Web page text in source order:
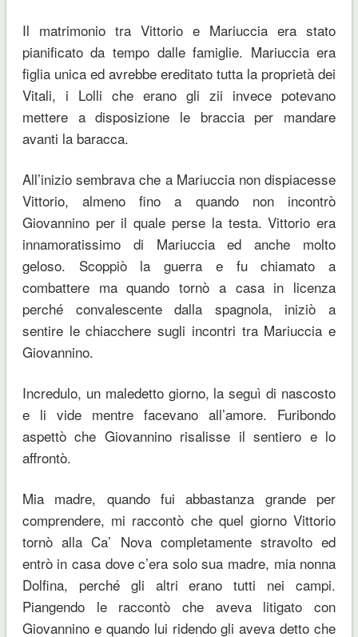
Il matrimonio tra Vittorio e Mariuccia era stato
pianificato da tempo dalle famiglie. Mariuccia era
figlia unica ed avrebbe ereditato tutta la proprietà dei
Vitali, i Lolli che erano gli zii invece potevano
mettere a disposizione le braccia per mandare
avanti la baracca.
All’inizio sembrava che a Mariuccia non dispiacesse
Vittorio, almeno fino a quando non incontrò
Giovannino per il quale perse la testa. Vittorio era
innamoratissimo di Mariuccia ed anche molto
geloso. Scoppiò la guerra e fu chiamato a
combattere ma quando tornò a casa in licenza
perché convalescente dalla spagnola, iniziò a
sentire le chiacchere sugli incontri tra Mariuccia e
Giovannino.
Incredulo, un maledetto giorno, la seguì di nascosto
e li vide mentre facevano all’amore. Furibondo
aspettò che Giovannino risalisse il sentiero e lo
affrontò.
Mia madre, quando fui abbastanza grande per
comprendere, mi raccontò che quel giorno Vittorio
tornò alla Ca’ Nova completamente stravolto ed
entrò in casa dove c’era solo sua madre, mia nonna
Dolfina, perché gli altri erano tutti nei campi.
Piangendo le raccontò che aveva litigato con
Giovannino e quando lui ridendo gli aveva detto che